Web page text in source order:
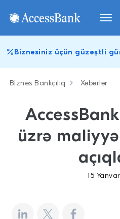
Biznesiniz üçün güzəştli
Biznes Bankçılıq Xəbərlər
üzrə
15